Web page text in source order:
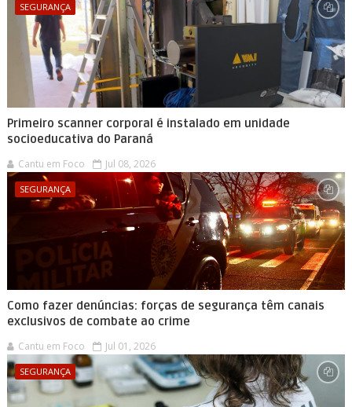
SEGURANÇA
Primeiro scanner corporal é instalado em unidade
socioeducativa do Paraná
Cantu em Foco Jul 08, 2026
SEGURANÇA
Como fazer denúncias: forças de segurança têm canais
exclusivos de combate ao crime
Cantu em Foco Jul 01, 2026
SEGURANÇA